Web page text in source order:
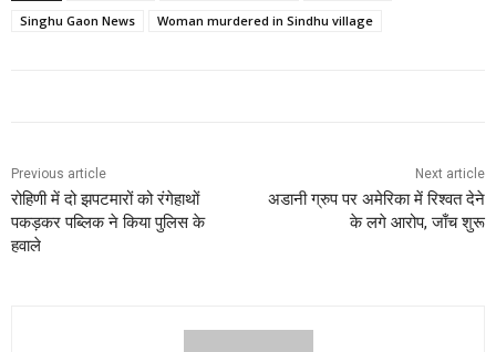
Singhu Gaon News
Woman murdered in Sindhu village
Previous article
रोहिणी में दो झपटमारों को रंगेहाथों
पकड़कर पब्लिक ने किया पुलिस के
हवाले
Next article
अडानी ग्रुप पर अमेरिका में रिश्वत देने
के लगे आरोप, जाँच शुरू